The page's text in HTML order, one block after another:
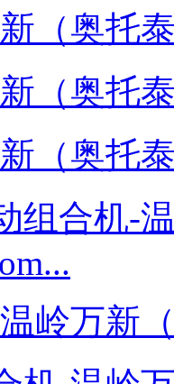
（奥托
（奥托
（奥托
组合机-
岭万新